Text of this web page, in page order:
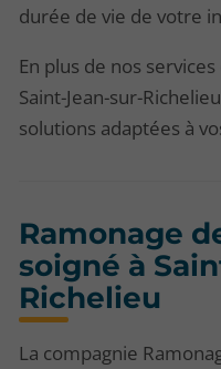
durée de vie de votre
En plus de nos
Saint-Jean-sur-
solutions adaptées à
Ramonage
soigné à
Richelieu
La compagnie